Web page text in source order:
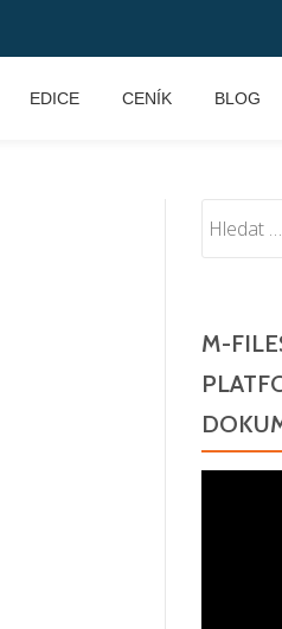
EDICE CENÍK BLOG
M-